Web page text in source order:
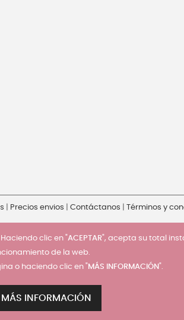
Precios envios Contáctanos Términos y
clic en "ACEPTAR", acepta su total
de la web.
o haciendo clic en "MÁS INFORMACIÓN".
MÁS INFORMACIÓN